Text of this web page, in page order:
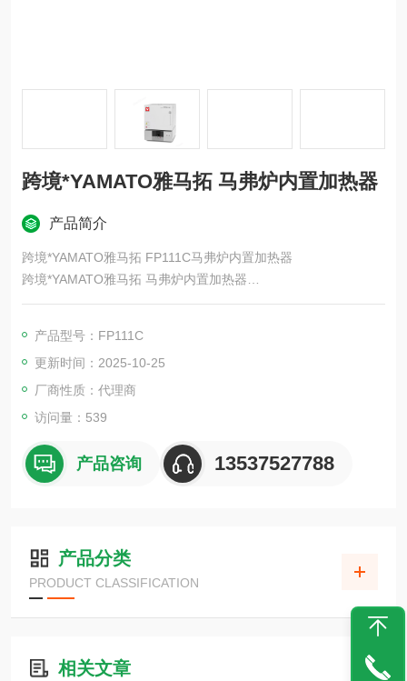
跨境*YAMATO雅马拓 马弗炉内置加热器
产品简介
跨境*YAMATO雅马拓 FP111C马弗炉内置加热器
跨境*YAMATO雅马拓 马弗炉内置加热器
8种内容积供选择，带程序运行功能。
可进行程序运行。
上下键操作设定更简易，实现温度控制的高精度。
设定温度、时间、指示值都可进行数字表示。
自诊断功能、过电流漏电保护开关等安全控制。
配备了排气口。
排气装置、温度输出端子等选购功能。
产品型号：FP111C
更新时间：2025-10-25
厂商性质：代理商
访问量：539
产品咨询 13537527788
产品分类
PRODUCT CLASSIFICATION
相关文章